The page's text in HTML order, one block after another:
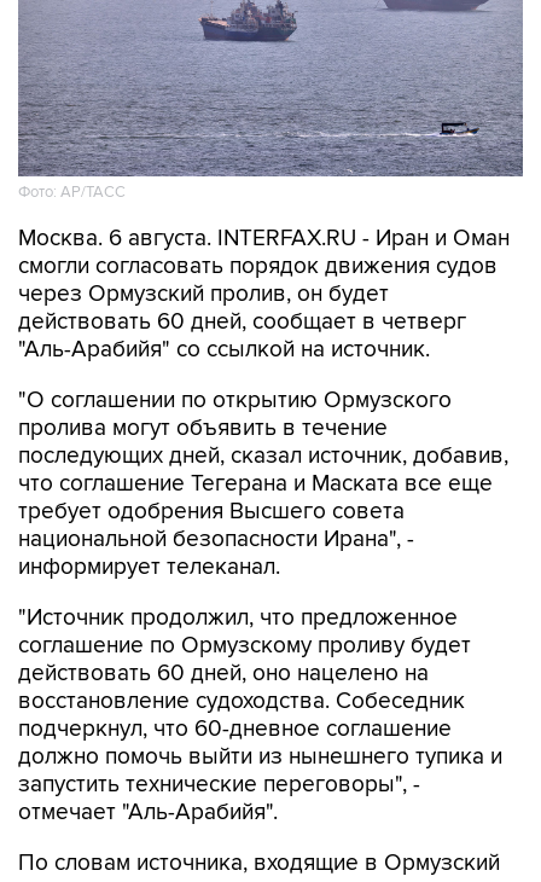
Фото: AP/ТАСС
Москва. 6 августа. INTERFAX.RU - Иран и Оман
смогли согласовать порядок движения судов
через Ормузский пролив, он будет
действовать 60 дней, сообщает в четверг
"Аль-Арабийя" со ссылкой на источник.
"О соглашении по открытию Ормузского
пролива могут объявить в течение
последующих дней, сказал источник, добавив,
что соглашение Тегерана и Маската все еще
требует одобрения Высшего совета
национальной безопасности Ирана", -
информирует телеканал.
"Источник продолжил, что предложенное
соглашение по Ормузскому проливу будет
действовать 60 дней, оно нацелено на
восстановление судоходства. Собеседник
подчеркнул, что 60-дневное соглашение
должно помочь выйти из нынешнего тупика и
запустить технические переговоры", -
отмечает "Аль-Арабийя".
По словам источника, входящие в Ормузский